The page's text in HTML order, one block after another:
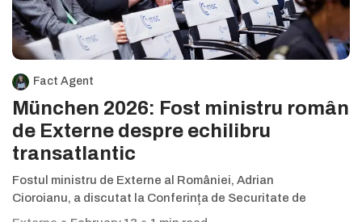
Fact Agent
München 2026: Fost ministru român
de Externe despre echilibru
transatlantic
Fostul ministru de Externe al României, Adrian
Cioroianu, a discutat la Conferința de Securitate de